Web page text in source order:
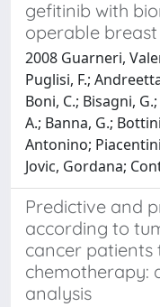
gefitinib with
operable breast
2008 Guarneri,
Puglisi, F.;
Boni, C.; Bisagni,
A.; Banna, G.;
Antonino;
Jovic, Gordana;
Predictive and
according to
cancer
chemotherapy:
analysis